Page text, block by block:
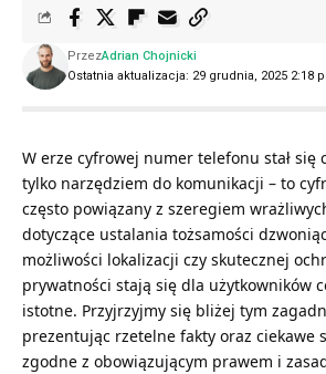
Ostatnia aktualizacja: 29 grudnia, 2025 2:18
PrzezAdrian Chojnicki
W erze cyfrowej numer telefonu stał się
tylko narzędziem do komunikacji – to
często powiązany z szeregiem
dotyczące ustalania tożsamości
możliwości lokalizacji czy skutecznej
prywatności stają się dla użytkowników
istotne. Przyjrzyjmy się bliżej tym
prezentując rzetelne fakty oraz ciekawe
zgodne z obowiązującym prawem i